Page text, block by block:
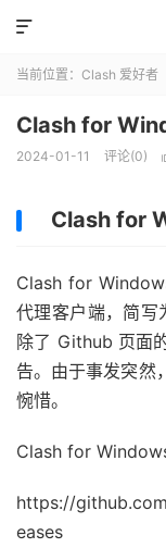

当前位置： Clash 爱好者
Clash for
2024-01-11 评论(0)
Clash for
Clash for
代理客户端，简写
除了 Github 页面
告。由于事发突然
惋惜。
Clash for
https://
eases